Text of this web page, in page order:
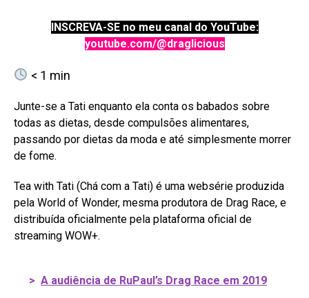
INSCREVA-SE no meu canal do YouTube:
youtube.com/@draglicious
< 1 min
Junte-se a Tati enquanto ela conta os babados sobre
todas as dietas, desde compulsões alimentares,
passando por dietas da moda e até simplesmente morrer
de fome.
Tea with Tati (Chá com a Tati) é uma websérie produzida
pela World of Wonder, mesma produtora de Drag Race, e
distribuída oficialmente pela plataforma oficial de
streaming WOW+.
> A audiência de RuPaul’s Drag Race em 2019